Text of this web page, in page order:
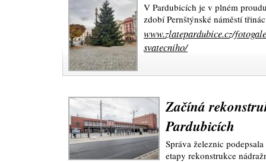
V Pardubicích je v plném
zdobí Pernštýnské náměstí
www.zlatepardubice.cz/
svatecniho/
Začíná
Pardubicích
Správa železnic
etapy rekonstrukce